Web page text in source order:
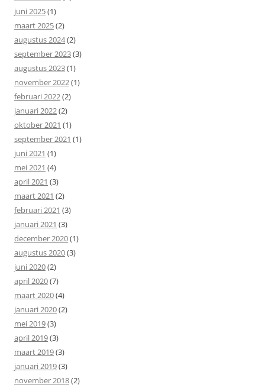
juni 2025(1)
maart 2025(2)
augustus 2024(2)
september 2023(3)
augustus 2023(1)
november 2022(1)
februari 2022(2)
januari 2022(2)
oktober 2021 (1)
september 2021 (1)
juni 2021 (1)
mei 2021 (4)
april 2021 (3)
maart 2021 (2)
februari 2021 (3)
januari 2021 (3)
december 2020(1)
augustus 2020(3)
juni 2020(2)
april 2020(7)
maart 2020(4)
januari 2020(2)
mei 2019(3)
april 2019(3)
maart 2019(3)
januari 2019(3)
november 2018(2)